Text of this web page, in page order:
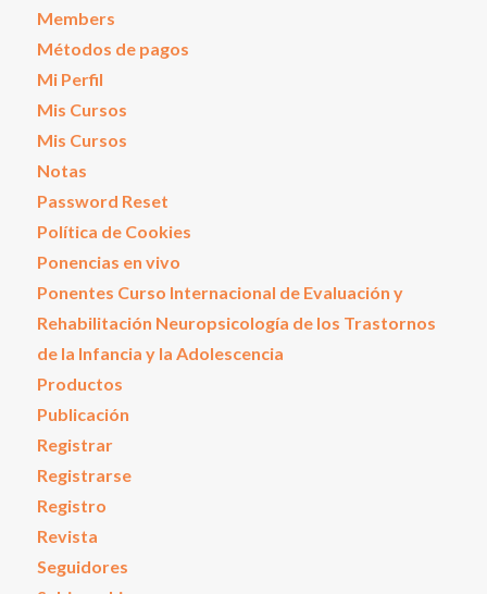
Members
Métodos de pagos
Mi Perfil
Mis Cursos
Mis Cursos
Notas
Password Reset
Política de Cookies
Ponencias en vivo
Ponentes Curso Internacional de Evaluación y
Rehabilitación Neuropsicología de los Trastornos
de la Infancia y la Adolescencia
Productos
Publicación
Registrar
Registrarse
Registro
Revista
Seguidores